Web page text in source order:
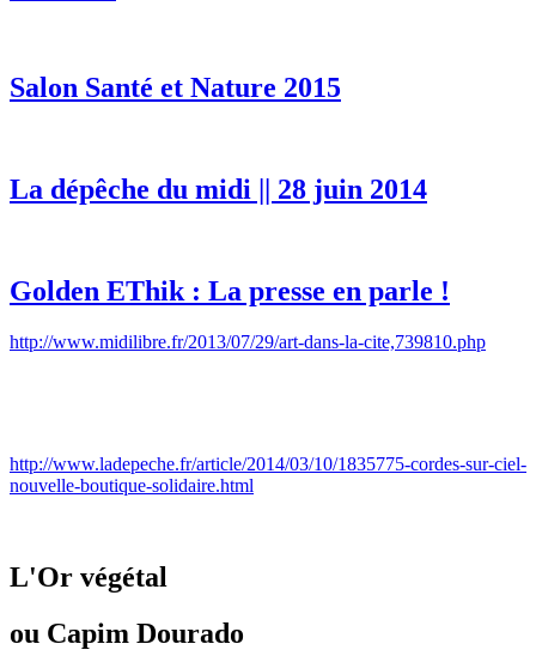
Salon Santé et Nature 2015
La dépêche du midi || 28 juin 2014
Golden EThik : La presse en parle !
http://www.midilibre.fr/2013/07/29/art-dans-la-cite,739810.php
http://www.ladepeche.fr/article/2014/03/10/1835775-cordes-sur-ciel-
nouvelle-boutique-solidaire.html
L'Or végétal
ou Capim Dourado